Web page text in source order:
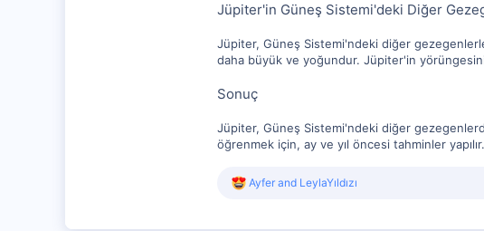
Jüpiter'in Güneş Sistemi'deki Diğer
Jüpiter, Güneş Sistemi'ndeki diğer
daha büyük ve yoğundur. Jüpiter'in
Sonuç
Jüpiter, Güneş Sistemi'ndeki diğer
öğrenmek için, ay ve yıl öncesi tahminler
R
Ayfer and LeylaYıldızı